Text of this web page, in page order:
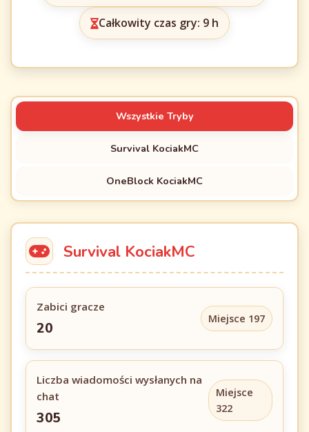
Całkowity czas gry: 9 h
Wszystkie Tryby
Survival KociakMC
OneBlock KociakMC
Survival KociakMC
Zabici gracze
20
Miejsce 197
Liczba wiadomości wysłanych na
chat
305
Miejsce
322